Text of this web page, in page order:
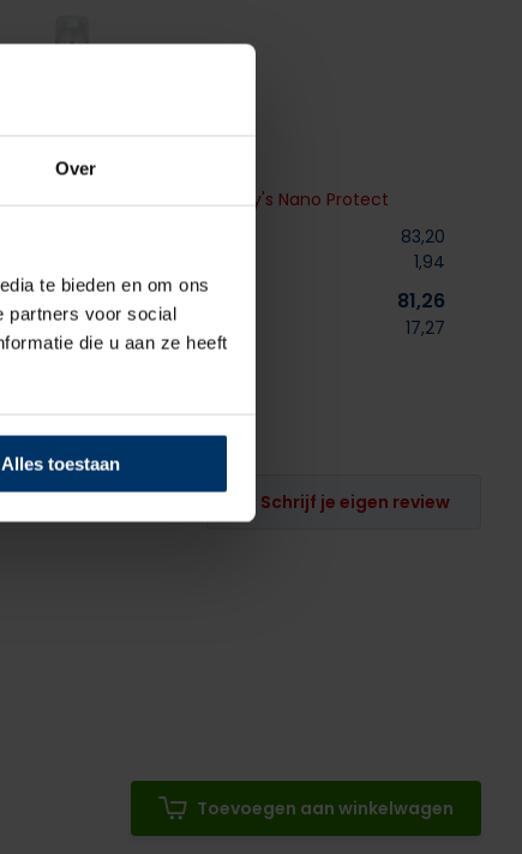
Over
te bieden en om ons
partners voor social
die u aan ze heeft
Alles toestaan
op Nano protect
2.0 Fondant Pink +Shoeboy's Nano Protect
83,20
1,94
81,26
btw
17,27
Niet op voorraad
Schrijf je eigen review
Toevoegen aan winkelwagen